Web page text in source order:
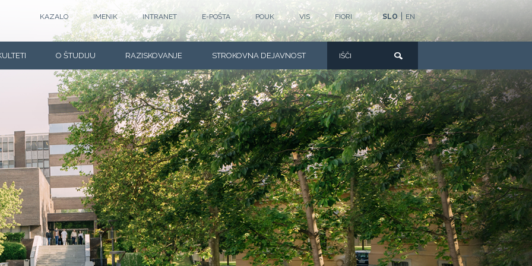
SLO EN
KAZALO IMENIK INTRANET E-POŠTA POUK VIS FIORI
O ŠTUDIJU RAZISKOVANJE STROKOVNA DEJAVNOST